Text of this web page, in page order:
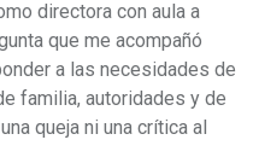
directora con aula a
que me acompañó
a las necesidades de
familia, autoridades y de
queja ni una crítica al